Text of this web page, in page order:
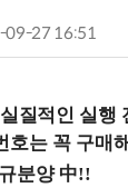
09-27 16:51
질적인 실행